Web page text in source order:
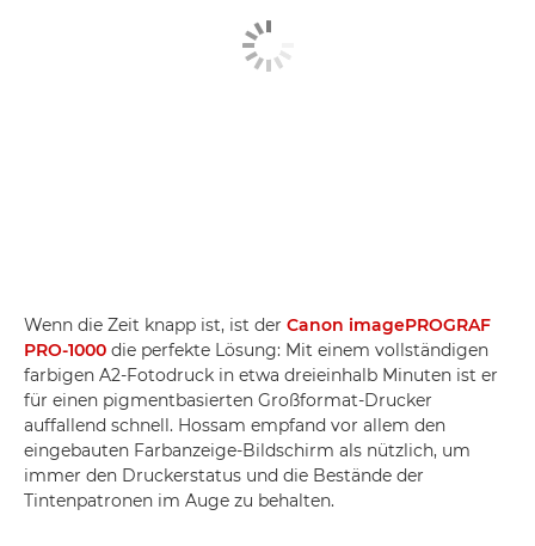
Wenn die Zeit knapp ist, ist der Canon imagePROGRAF
PRO-1000 die perfekte Lösung: Mit einem vollständigen
farbigen A2-Fotodruck in etwa dreieinhalb Minuten ist er
für einen pigmentbasierten Großformat-Drucker
auffallend schnell. Hossam empfand vor allem den
eingebauten Farbanzeige-Bildschirm als nützlich, um
immer den Druckerstatus und die Bestände der
Tintenpatronen im Auge zu behalten.